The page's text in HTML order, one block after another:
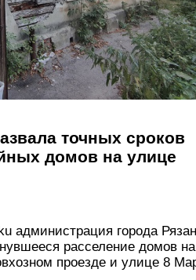
точных сроков
домов на улице
администрация города
расселение домов на
проезде и улице 8